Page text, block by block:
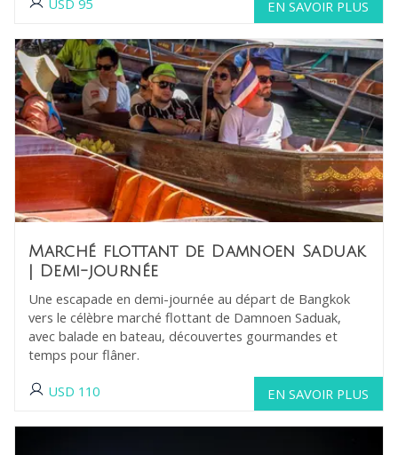
USD 95 EN SAVOIR PLUS
Marché flottant de Damnoen Saduak
| Demi-journée
Une escapade en demi-journée au départ de Bangkok
vers le célèbre marché flottant de Damnoen Saduak,
avec balade en bateau, découvertes gourmandes et
temps pour flâner.
USD 110 EN SAVOIR PLUS